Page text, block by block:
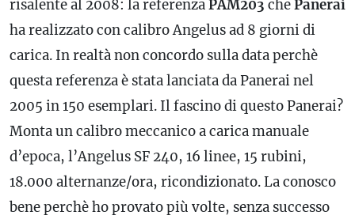
risalente al 2008: la referenzaPAM203 chePanerai
ha realizzato concalibroAngelus ad 8 giorni di
carica. In realtà non concordo sulla data perchè
questa referenza è stata lanciata da Panerai nel
2005 in 150 esemplari. Il fascino di questo Panerai?
Monta uncalibromeccanico a carica manuale
d’epoca, l’Angelus SF 240, 16 linee, 15 rubini,
18.000 alternanze/ora, ricondizionato. La conosco
bene perchè ho provato più volte, senza successo